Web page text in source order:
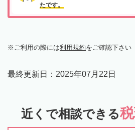
たです。
ご利用の際には利用規約をご確認下さい
最終更新日： 2025年07月22日
近くで相談できる